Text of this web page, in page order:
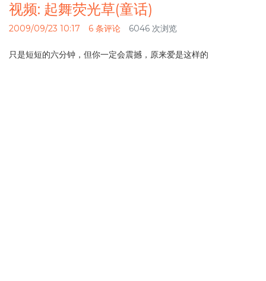
视频: 起舞荧光草(童话)
2009/09/23 10:17 6 条评论 6046 次浏览
只是短短的六分钟，但你一定会震撼，原来爱是这样的